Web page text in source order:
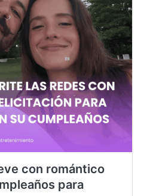
con romántico